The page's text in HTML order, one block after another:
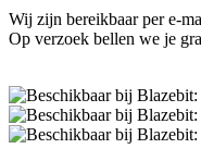
Wij zijn bereikbaar per e-
Op verzoek bellen we je